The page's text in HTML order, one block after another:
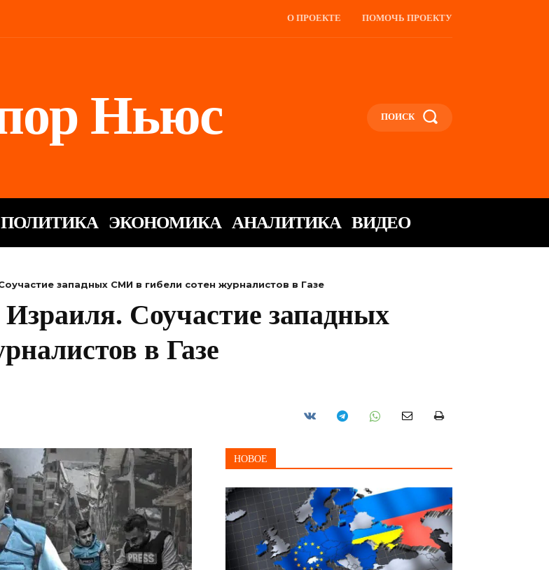
О ПРОЕКТЕ ПОМОЧЬ ПРОЕКТУ
Ньюс ПОИСК
ПОЛИТИКА ЭКОНОМИКА АНАЛИТИКА ВИДЕО
западных СМИ в гибели сотен журналистов в Газе
Соучастие западных
в Газе
НОВОЕ